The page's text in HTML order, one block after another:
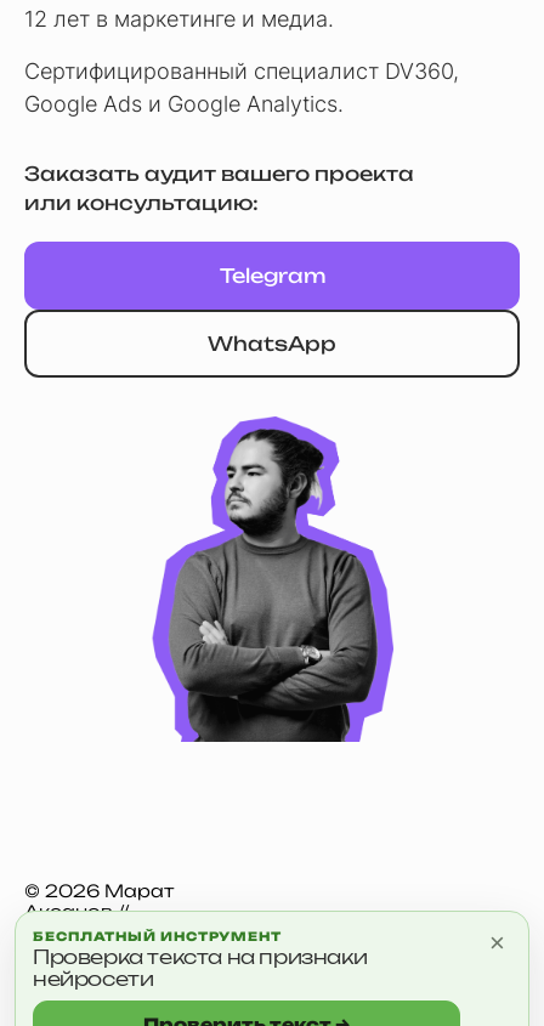
12 лет в маркетинге и медиа.
Сертифицированный специалист DV360,
Google Ads и Google Analytics.
Заказать аудит вашего проекта
или консультацию:
Telegram
WhatsApp
© 2026 Марат
Аксанов //
aksanov.digital
Обо Мне Блог
t.me/marataxanov
×
БЕСПЛАТНЫЙ ИНСТРУМЕНТ
Проверка текста на признаки
нейросети